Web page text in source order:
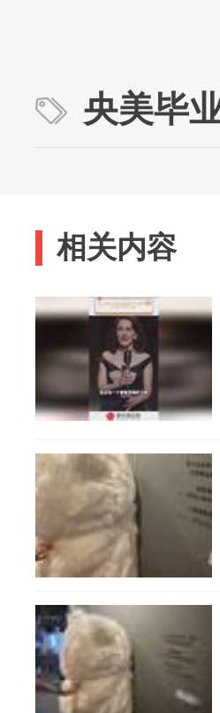
央美毕
相关内容